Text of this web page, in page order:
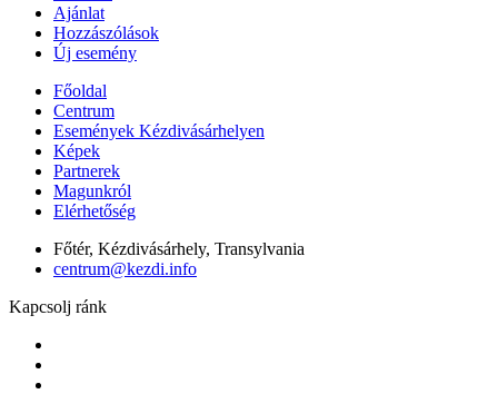
Ajánlat
Hozzászólások
Új esemény
Főoldal
Centrum
Események Kézdivásárhelyen
Képek
Partnerek
Magunkról
Elérhetőség
Főtér, Kézdivásárhely, Transylvania
centrum@kezdi.info
Kapcsolj ránk